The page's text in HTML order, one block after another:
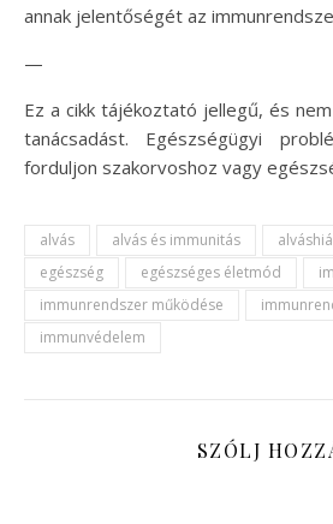
annak jelentőségét az
—
Ez a cikk tájékoztató jellegű, és
tanácsadást. Egészségügyi
forduljon szakorvoshoz vagy
alvás alvás és immunitás
egészség
egészséges életmód
immunrendszer működése
immunvédelem
SZÓLJ